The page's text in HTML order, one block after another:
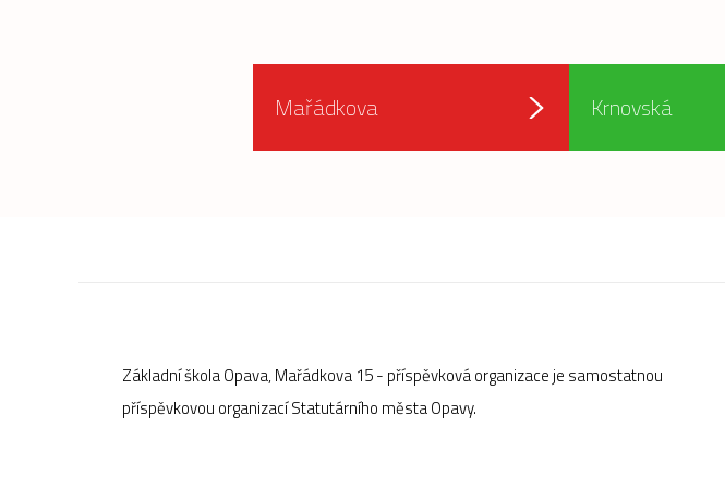
Mařádkova Krnovská
Základní škola Opava, Mařádkova 15 - příspěvková organizace je samostatnou
příspěvkovou organizací Statutárního města Opavy.